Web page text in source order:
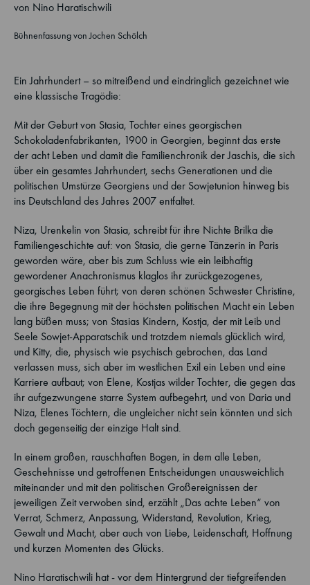
von Nino Haratischwili
Bühnenfassung von Jochen Schölch
Ein Jahrhundert – so mitreißend und eindringlich gezeichnet wie
eine klassische Tragödie:
Mit der Geburt von Stasia, Tochter eines georgischen
Schokoladenfabrikanten, 1900 in Georgien, beginnt das erste
der acht Leben und damit die Familienchronik der Jaschis, die sich
über ein gesamtes Jahrhundert, sechs Generationen und die
politischen Umstürze Georgiens und der Sowjetunion hinweg bis
ins Deutschland des Jahres 2007 entfaltet.
Niza, Urenkelin von Stasia, schreibt für ihre Nichte Brilka die
Familiengeschichte auf: von Stasia, die gerne Tänzerin in Paris
geworden wäre, aber bis zum Schluss wie ein leibhaftig
gewordener Anachronismus klaglos ihr zurückgezogenes,
georgisches Leben führt; von deren schönen Schwester Christine,
die ihre Begegnung mit der höchsten politischen Macht ein Leben
lang büßen muss; von Stasias Kindern, Kostja, der mit Leib und
Seele Sowjet-Apparatschik und trotzdem niemals glücklich wird,
und Kitty, die, physisch wie psychisch gebrochen, das Land
verlassen muss, sich aber im westlichen Exil ein Leben und eine
Karriere aufbaut; von Elene, Kostjas wilder Tochter, die gegen das
ihr aufgezwungene starre System aufbegehrt, und von Daria und
Niza, Elenes Töchtern, die ungleicher nicht sein könnten und sich
doch gegenseitig der einzige Halt sind.
In einem großen, rauschhaften Bogen, in dem alle Leben,
Geschehnisse und getroffenen Entscheidungen unausweichlich
miteinander und mit den politischen Großereignissen der
jeweiligen Zeit verwoben sind, erzählt „Das achte Leben“ von
Verrat, Schmerz, Anpassung, Widerstand, Revolution, Krieg,
Gewalt und Macht, aber auch von Liebe, Leidenschaft, Hoffnung
und kurzen Momenten des Glücks.
Nino Haratischwili hat - vor dem Hintergrund der tiefgreifenden